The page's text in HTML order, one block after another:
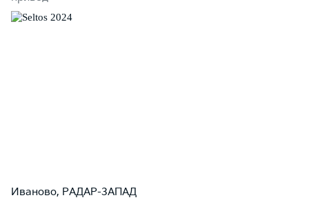
Иваново, РАДАР-ЗАПАД